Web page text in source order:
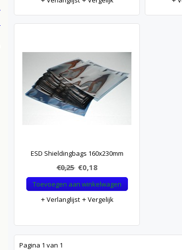
ESD Shieldingbags 160x230mm
€0,25 €0,18
Toevoegen aan winkelwagen
Verlanglijst
Vergelijk
Pagina 1 van 1